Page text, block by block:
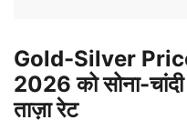
Gold-Silver
2026 को सोना-
ताज़ा रेट